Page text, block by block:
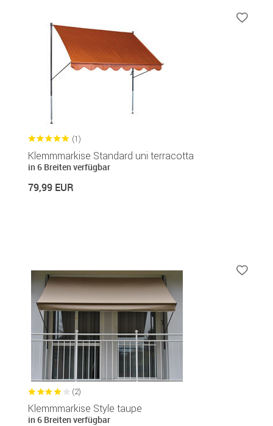
(1)
Klemmmarkise Standard uni terracotta
in 6 Breiten verfügbar
79,99 EUR
(2)
Klemmmarkise Style taupe
in 6 Breiten verfügbar